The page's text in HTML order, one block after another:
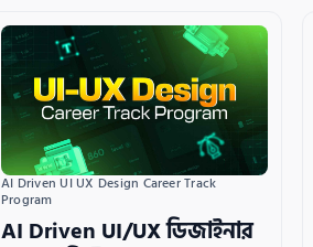
AI Driven UI UX Design Career Track
Program
AI Driven UI/UX ডিজাইনার